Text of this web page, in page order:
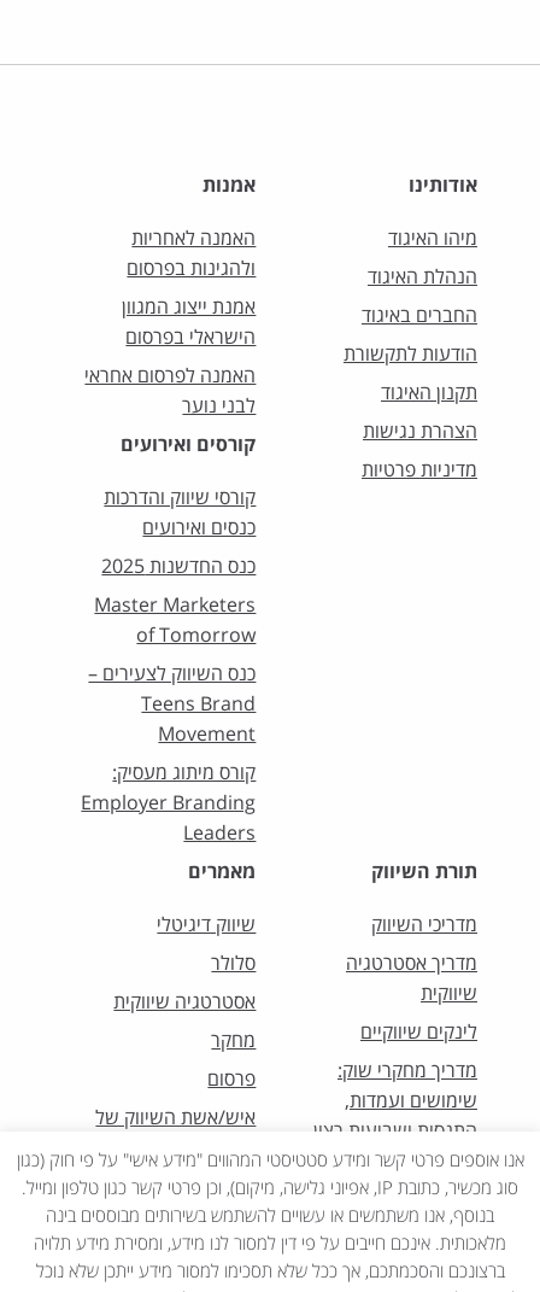
אודותינו
מיהו האיגוד
הנהלת האיגוד
החברים באיגוד
הודעות לתקשורת
תקנון האיגוד
הצהרת נגישות
מדיניות פרטיות
אמנות
האמנה לאחריות
ולהגינות בפרסום
אמנת ייצוג המגוון
הישראלי בפרסום
האמנה לפרסום אחראי
לבני נוער
קורסים ואירועים
קורסי שיווק והדרכות
כנסים ואירועים
כנס החדשנות 2025
Master Marketers
of Tomorrow
כנס השיווק לצעירים –
Teens Brand
Movement
קורס מיתוג מעסיק:
Employer Branding
Leaders
תורת השיווק
מדריכי השיווק
מדריך אסטרטגיה
שיווקית
לינקים שיווקיים
מדריך מחקרי שוק:
שימושים ועמדות,
התנסות ושביעות רצון
מאמרים
שיווק דיגיטלי
סלולר
אסטרטגיה שיווקית
מחקר
פרסום
איש/אשת השיווק של
החודש
אנו אוספים פרטי קשר ומידע סטטיסטי המהווים "מידע אישי" על פי חוק (כגון
סוג מכשיר, כתובת IP, אפיוני גלישה, מיקום), וכן פרטי קשר כגון טלפון ומייל.
בנוסף, אנו משתמשים או עשויים להשתמש בשירותים מבוססים בינה
מלאכותית. אינכם חייבים על פי דין למסור לנו מידע, ומסירת מידע תלויה
ברצונכם והסכמתכם, אך ככל שלא תסכימו למסור מידע ייתכן שלא נוכל